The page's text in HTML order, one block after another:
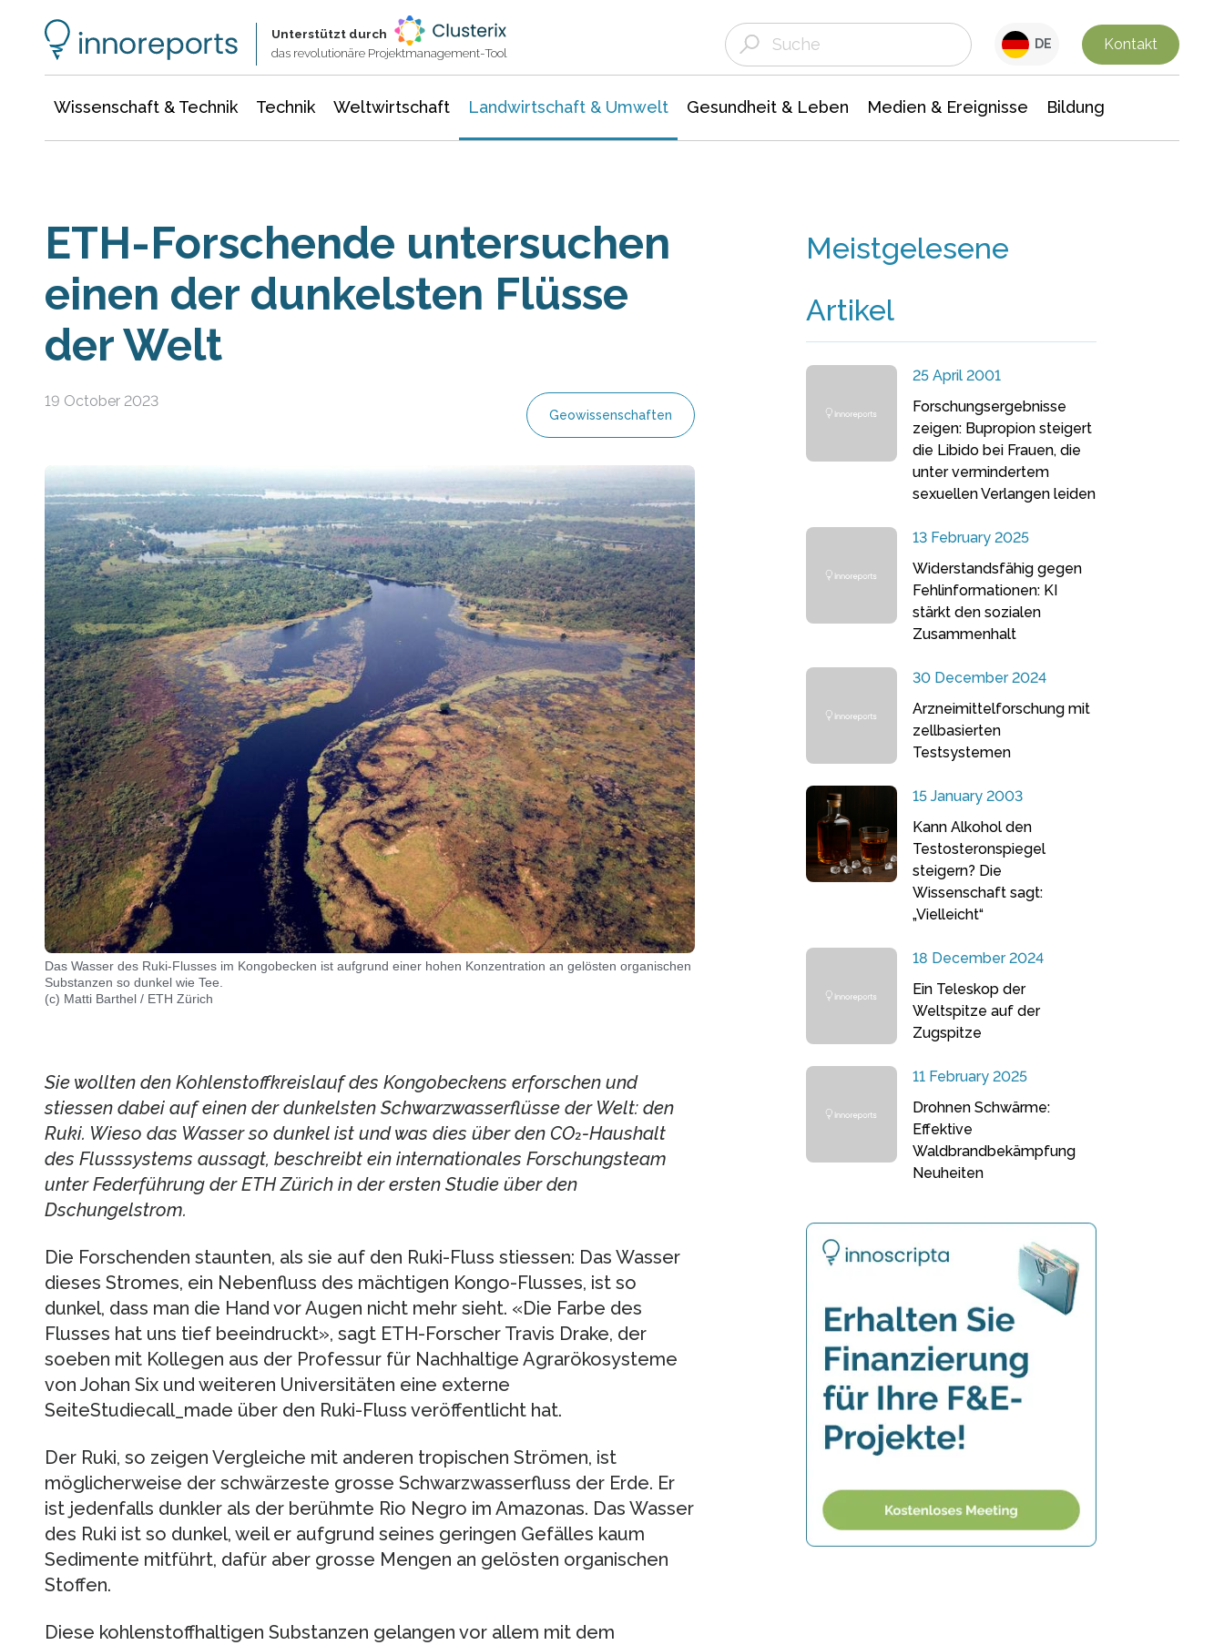
Unterstützt durch
das revolutionäre Projektmanagement-Tool
DE Kontakt
Wissenschaft & Technik Technik Weltwirtschaft Landwirtschaft & Umwelt Gesundheit & Leben Medien & Ereignisse Bildung
ETH-Forschende untersuchen
einen der dunkelsten Flüsse
der Welt
19 October 2023
Geowissenschaften
Das Wasser des Ruki-​Flusses im Kongobecken ist aufgrund einer hohen Konzentration an gelösten organischen
Substanzen so dunkel wie Tee.
(c) Matti Barthel / ETH Zürich
Sie wollten den Kohlenstoffkreislauf des Kongobeckens erforschen und
stiessen dabei auf einen der dunkelsten Schwarzwasserflüsse der Welt: den
Ruki. Wieso das Wasser so dunkel ist und was dies über den CO₂-Haushalt
des Flusssystems aussagt, beschreibt ein internationales Forschungsteam
unter Federführung der ETH Zürich in der ersten Studie über den
Dschungelstrom.
Die Forschenden staunten, als sie auf den Ruki-​Fluss stiessen: Das Wasser
dieses Stromes, ein Nebenfluss des mächtigen Kongo-​Flusses, ist so
dunkel, dass man die Hand vor Augen nicht mehr sieht. «Die Farbe des
Flusses hat uns tief beeindruckt», sagt ETH-​Forscher Travis Drake, der
soeben mit Kollegen aus der Professur für Nachhaltige Agrarökosysteme
von Johan Six und weiteren Universitäten eine externe
SeiteStudiecall_made über den Ruki-​Fluss veröffentlicht hat.
Der Ruki, so zeigen Vergleiche mit anderen tropischen Strömen, ist
möglicherweise der schwärzeste grosse Schwarzwasserfluss der Erde. Er
ist jedenfalls dunkler als der berühmte Rio Negro im Amazonas. Das Wasser
des Ruki ist so dunkel, weil er aufgrund seines geringen Gefälles kaum
Sedimente mitführt, dafür aber grosse Mengen an gelösten organischen
Stoffen.
Diese kohlenstoffhaltigen Substanzen gelangen vor allem mit dem
Meistgelesene
Artikel
25 April 2001
Forschungsergebnisse
zeigen: Bupropion steigert
die Libido bei Frauen, die
unter vermindertem
sexuellen Verlangen leiden
13 February 2025
Widerstandsfähig gegen
Fehlinformationen: KI
stärkt den sozialen
Zusammenhalt
30 December 2024
Arzneimittelforschung mit
zellbasierten
Testsystemen
15 January 2003
Kann Alkohol den
Testosteronspiegel
steigern? Die
Wissenschaft sagt:
„Vielleicht“
18 December 2024
Ein Teleskop der
Weltspitze auf der
Zugspitze
11 February 2025
Drohnen Schwärme:
Effektive
Waldbrandbekämpfung
Neuheiten